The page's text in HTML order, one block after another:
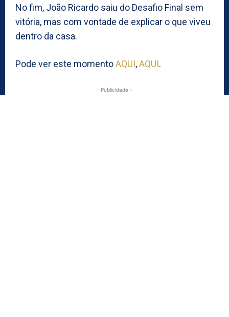
No fim, João Ricardo saiu do Desafio Final sem
vitória, mas com vontade de explicar o que viveu
dentro da casa.
Pode ver este momentoAQUI,AQUI.
- Publicidade -